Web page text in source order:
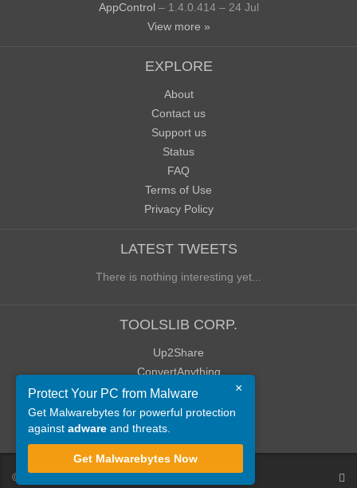
AppControl – 1.4.0.414 – 24 Jul
View more »
EXPLORE
About
Contact us
Support us
Status
FAQ
Terms of Use
Privacy Policy
LATEST TWEETS
There is nothing interesting yet...
TOOLSLIB CORP.
Up2Share
ConvertAnything
WoWClassicUI (WCUI)
Old Blog
Old Forum
© ToolsLib
×
Protect Your PC from Malware
Get Malwarebytes for powerful protection
against adware and threats.
Get Malwarebytes Now